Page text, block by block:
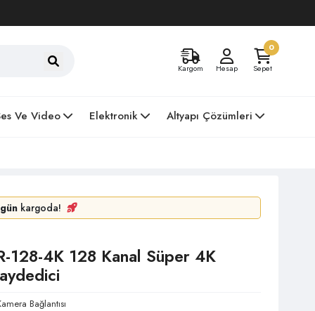
Kargom Hesap
0
Sepet
Ve Video Elektronik Altyapı Çözümleri
kargoda!
128-4K 128 Kanal Süper 4K
Bağlantısı